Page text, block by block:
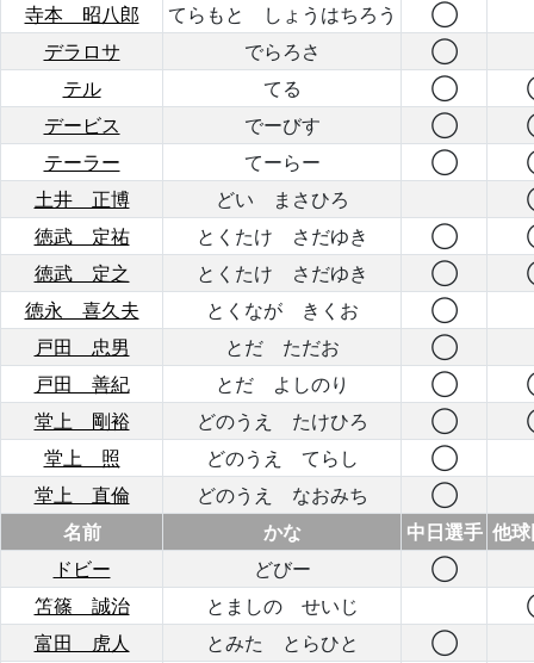
寺本 昭八郎
てらもと しょうはちろう
◯
デラロサ
でらろさ
◯
テル
てる ◯
デービス
でーびす ◯
テーラー
てーらー ◯
土井 正博
どい まさひろ
徳武 定祐
とくたけ さだゆき ◯
徳武 定之
とくたけ さだゆき ◯
徳永 喜久夫
とくなが きくお
◯
戸田 忠男
とだ ただお
◯
戸田 善紀
とだ よしのり ◯
堂上 剛裕
どのうえ たけひろ ◯
堂上 照
どのうえ てらし
◯
堂上 直倫
どのうえ なおみち
◯
名前
かな 中日選手 他
ドビー
どびー
◯
笘篠 誠治
とましの せいじ
富田 虎人
とみた とらひと
◯